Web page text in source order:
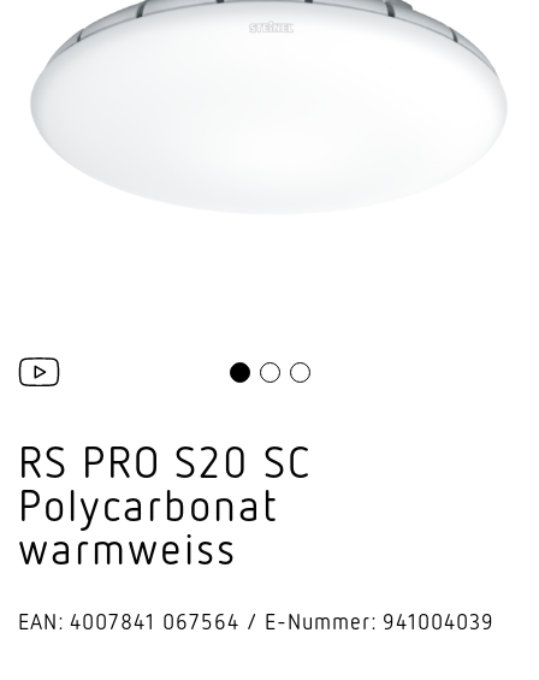
RS PRO S20 SC
Poly­car­bonat
warmweiss
EAN: 4007841 067564 E-Nummer: 941004039